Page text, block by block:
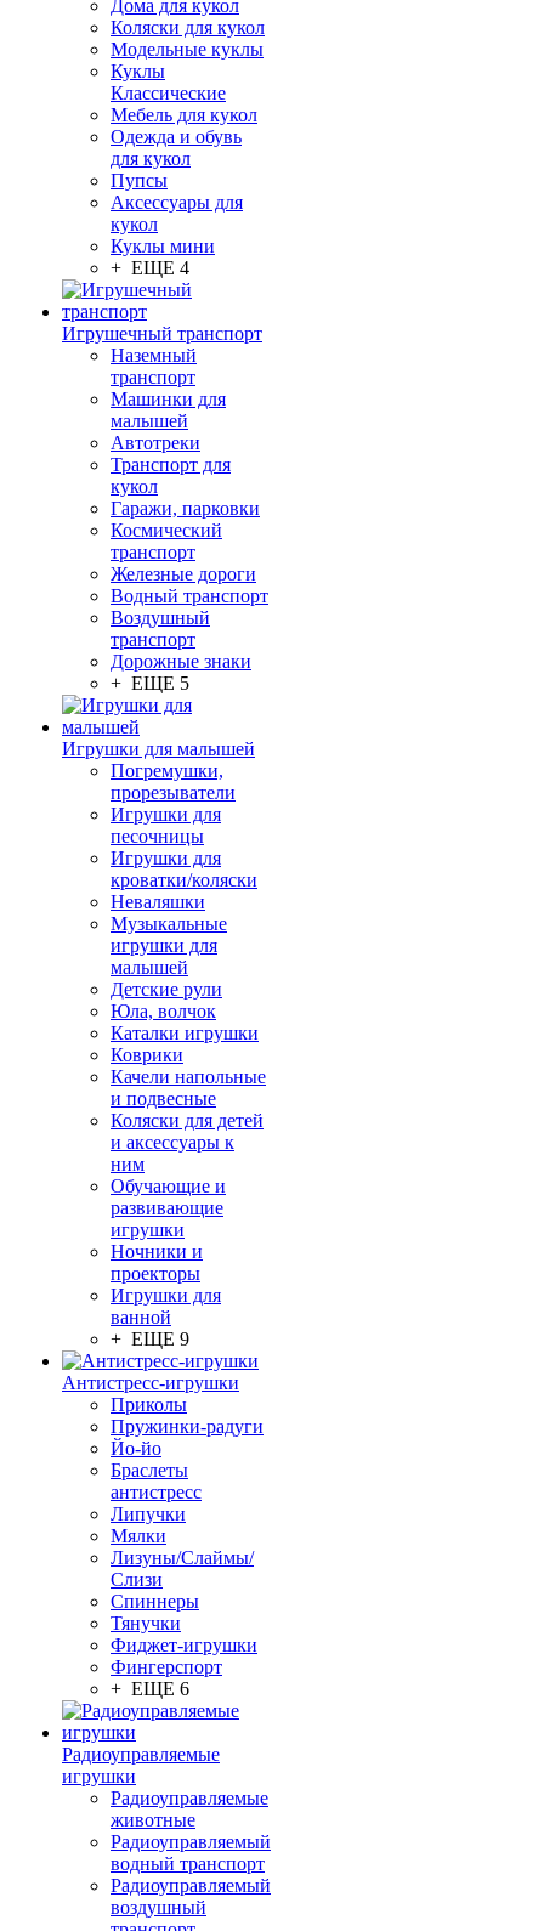
Дома для кукол
Коляски для кукол
Модельные куклы
Куклы
Классические
Мебель для кукол
Одежда и обувь
для кукол
Пупсы
Аксессуары для
кукол
Куклы мини
+ ЕЩЕ 4
Игрушечный транспорт
Наземный
транспорт
Машинки для
малышей
Автотреки
Транспорт для
кукол
Гаражи, парковки
Космический
транспорт
Железные дороги
Водный транспорт
Воздушный
транспорт
Дорожные знаки
+ ЕЩЕ 5
Игрушки для малышей
Погремушки,
прорезыватели
Игрушки для
песочницы
Игрушки для
кроватки/коляски
Неваляшки
Музыкальные
игрушки для
малышей
Детские рули
Юла, волчок
Каталки игрушки
Коврики
Качели напольные
и подвесные
Коляски для детей
и аксессуары к
ним
Обучающие и
развивающие
игрушки
Ночники и
проекторы
Игрушки для
ванной
+ ЕЩЕ 9
Антистресс-игрушки
Приколы
Пружинки-радуги
Йо-йо
Браслеты
антистресс
Липучки
Мялки
Лизуны/Слаймы/
Слизи
Спиннеры
Тянучки
Фиджет-игрушки
Фингерспорт
+ ЕЩЕ 6
Радиоуправляемые
игрушки
Радиоуправляемые
животные
Радиоуправляемый
водный транспорт
Радиоуправляемый
воздушный